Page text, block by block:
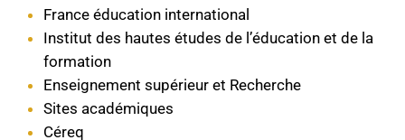
France éducation international
Institut des hautes études de l’éducation et de la
formation
Enseignement supérieur et Recherche
Sites académiques
Céreq